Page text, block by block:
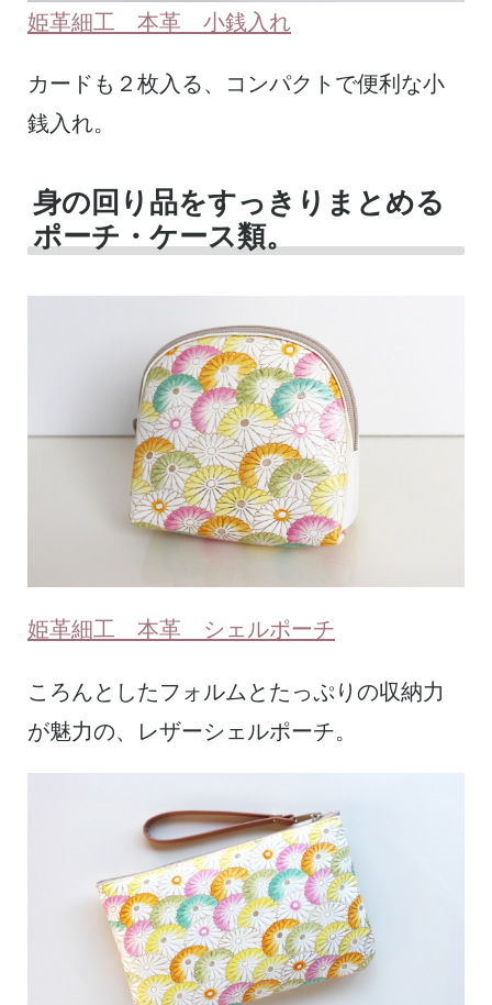
姫革細工 本革 小銭入れ
カードも２枚入る、コンパクトで便利な小
銭入れ。
身の回り品をすっきりまとめる
ポーチ・ケース類。
姫革細工 本革 シェルポーチ
ころんとしたフォルムとたっぷりの収納力
が魅力の、レザーシェルポーチ。